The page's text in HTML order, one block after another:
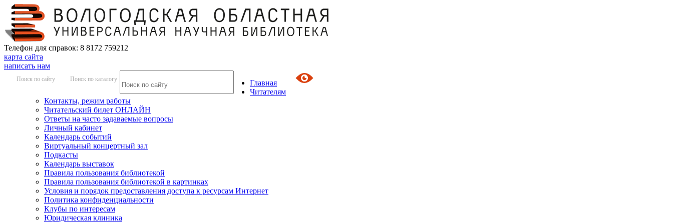
Телефон для справок: 8 8172 759212
карта сайта
написать нам
Поиск по сайту Поиск по каталогу
Главная
Читателям
Контакты, режим работы
Читательский билет ОНЛАЙН
Ответы на часто задаваемые вопросы
Личный кабинет
Календарь событий
Виртуальный концертный зал
Подкасты
Календарь выставок
Правила пользования библиотекой
Правила пользования библиотекой в картинках
Условия и порядок предоставления доступа к ресурсам Интернет
Политика конфиденциальности
Клубы по интересам
Юридическая клиника